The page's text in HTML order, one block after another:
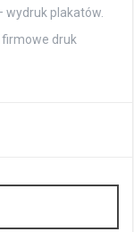
wydruk plakatów.
druk